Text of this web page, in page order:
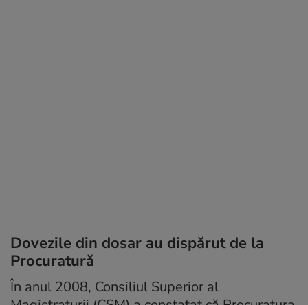
Dovezile din dosar au dispărut de la
Procuratură
În anul 2008, Consiliul Superior al